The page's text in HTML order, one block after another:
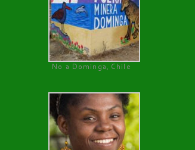
No a Dominga, Chile